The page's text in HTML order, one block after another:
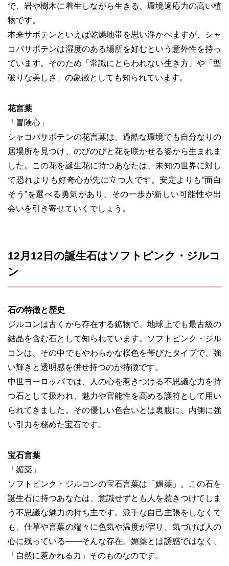
で、岩や樹木に着生しながら生きる、環境適応力の高い植
物です。
本来サボテンといえば乾燥地帯を思い浮かべますが、シャ
コバサボテンは湿度のある場所を好むという意外性を持っ
ています。そのため「常識にとらわれない生き方」や「型
破りな美しさ」の象徴としても知られています。
花言葉
「冒険心」
シャコバサボテンの花言葉は、過酷な環境でも自分なりの
居場所を見つけ、のびのびと花を咲かせる姿から生まれま
した。この花を誕生花に持つあなたは、未知の世界に対し
て恐れよりも好奇心が先に立つ人です。安定よりも“面白
そう”を選べる勇気があり、その一歩が新しい可能性や出
会いを引き寄せていくでしょう。
12月12日の誕生石はソフトピンク・ジルコ
ン
石の特徴と歴史
ジルコンは古くから存在する鉱物で、地球上でも最古級の
結晶を含む石として知られています。ソフトピンク・ジル
コンは、その中でもやわらかな桜色を帯びたタイプで、強
い輝きと透明感を併せ持つのが特徴です。
中世ヨーロッパでは、人の心を惹きつける不思議な力を持
つ石として扱われ、魅力や官能性を高める護符として用い
られてきました。その優しい色合いとは裏腹に、内側に強
い引力を秘めた宝石です。
宝石言葉
「媚薬」
ソフトピンク・ジルコンの宝石言葉は「媚薬」。この石を
誕生石に持つあなたは、意識せずとも人を惹きつけてしま
う不思議な魅力の持ち主です。派手な自己主張をしなくて
も、仕草や言葉の端々に色気や温度が宿り、気づけば人の
心に残っている――そんな存在。媚薬とは誘惑ではなく、
「自然に惹かれる力」そのものなのです。